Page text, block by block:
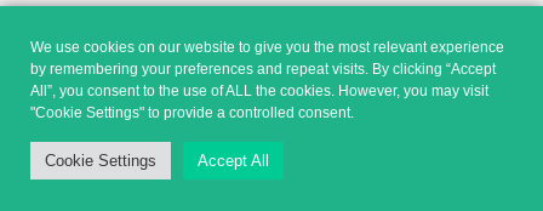
We use cookies on our website to give you the most relevant experience
by remembering your preferences and repeat visits. By clicking “Accept
All”, you consent to the use of ALL the cookies. However, you may visit
"Cookie Settings" to provide a controlled consent.
Cookie Settings Accept All
© Copyright 2026 - 香港浸會大學傳理學院, 新聞系 | Privacy